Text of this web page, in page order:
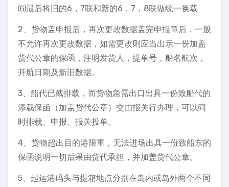
⑹最后将旧的6，7联和新的6，7，8联做统一换载
2、货物盖申报后，再次更改数据盖完申报章后，一般
不允许再次更改数据，如需更改则应当出示一份加盖
货代公章的保函，注明发货人，提单号，船名航次，
开航日期及新旧数据。
3、船代已截排载，而货物急需出口出具一份致船代的
添载保函（加盖货代公章）交由报关行办理，可以同
时排载、申报、报关投单。
4、货物超出目的港限重，无法进场出具一份致船东的
保函说明一切后果由货代承担，并加盖货代公章。
5、起运港码头与提箱地点分别在岛内或岛外两个不同